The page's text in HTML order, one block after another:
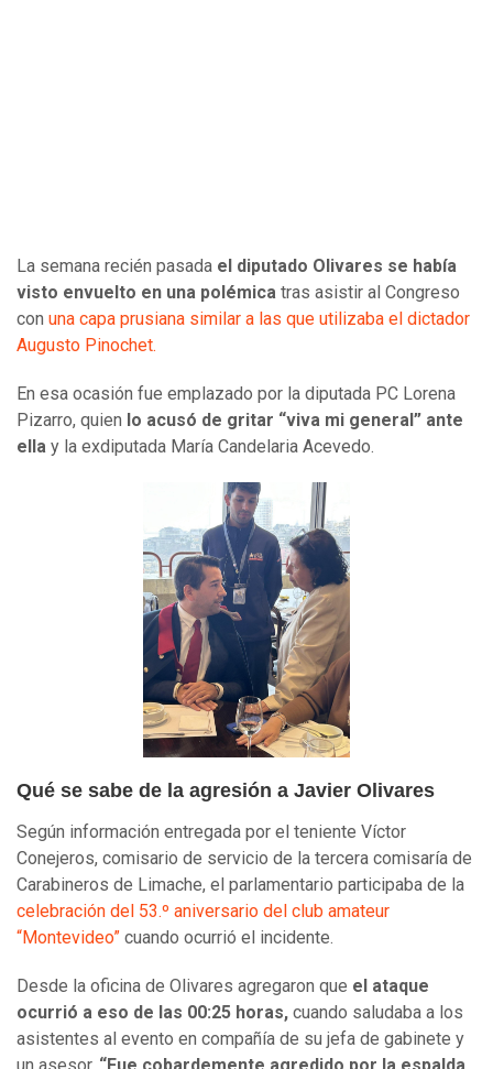
La semana recién pasada el diputado Olivares se había
visto envuelto en una polémica tras asistir al Congreso
con una capa prusiana similar a las que utilizaba el dictador
Augusto Pinochet.
En esa ocasión fue emplazado por la diputada PC Lorena
Pizarro, quien lo acusó de gritar “viva mi general” ante
ella y la exdiputada María Candelaria Acevedo.
Qué se sabe de la agresión a Javier Olivares
Según información entregada por el teniente Víctor
Conejeros, comisario de servicio de la tercera comisaría de
Carabineros de Limache, el parlamentario participaba de la
celebración del 53.º aniversario del club amateur
“Montevideo” cuando ocurrió el incidente.
Desde la oficina de Olivares agregaron que el ataque
ocurrió a eso de las 00:25 horas, cuando saludaba a los
asistentes al evento en compañía de su jefa de gabinete y